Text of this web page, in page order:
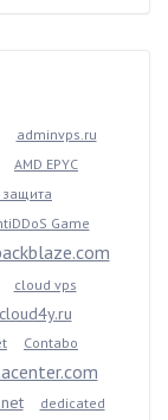
adminvps.ru
AMD EPYC
защита
Game
cloud vps
cloud4y.ru
Contabo
dedicated